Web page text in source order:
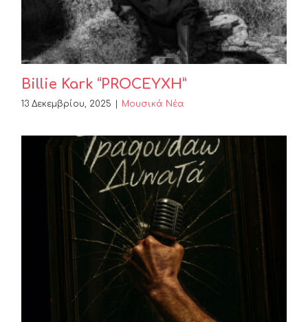
Billie Kark “PROCEYXH”
13 Δεκεμβρίου, 2025 Μουσικά Νέα
ΣΤΕΛΙΟΣ ΡΟΚΚΟΣ –
ΤΡΑΓΟΥΔΑΩ ΔΥΝΑΤΑ